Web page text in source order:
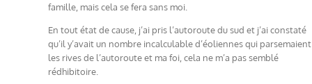
famille, mais cela se fera sans moi.
En tout état de cause, j’ai pris l’autoroute du sud et j’ai constaté
qu’il y’avait un nombre incalculable d’éoliennes qui parsemaient
les rives de l’autoroute et ma foi, cela ne m’a pas semblé
rédhibitoire.